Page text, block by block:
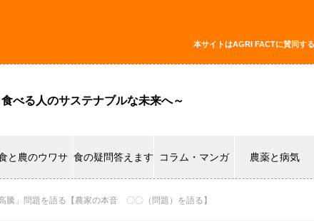
本サイトはAGRI FACTに賛同す
べる人のサステナブルな未来へ～
と農のウワサ 食の疑問答えます コラム・マンガ 農薬と病気
騰」問題を語る【農家の本音 〇〇（問題）を語る】